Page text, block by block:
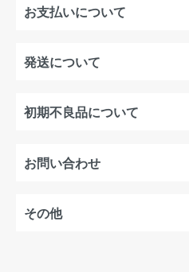
お支払いについて
発送について
初期不良品について
お問い合わせ
その他